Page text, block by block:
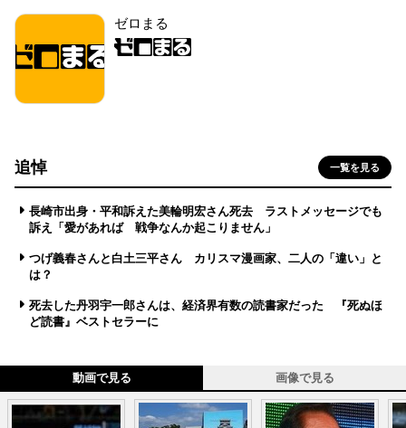
ゼロまる
追悼 一覧を見る
長崎市出身・平和訴えた美輪明宏さん死去 ラストメッセージでも
訴え「愛があれば 戦争なんか起こりません」
つげ義春さんと白土三平さん カリスマ漫画家、二人の「違い」と
は？
死去した丹羽宇一郎さんは、経済界有数の読書家だった 『死ぬほ
ど読書』ベストセラーに
動画で見る 画像で見る